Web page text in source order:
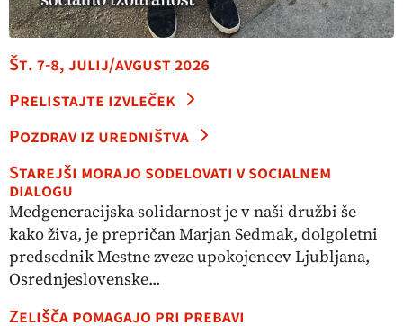
Št. 7-8, julij/avgust 2026
Prelistajte izvleček
Pozdrav iz uredništva
Starejši morajo sodelovati v socialnem
dialogu
Medgeneracijska solidarnost je v naši družbi še
kako živa, je prepričan Marjan Sedmak, dolgoletni
predsednik Mestne zveze upokojencev Ljubljana,
Osrednjeslovenske...
Zelišča pomagajo pri prebavi